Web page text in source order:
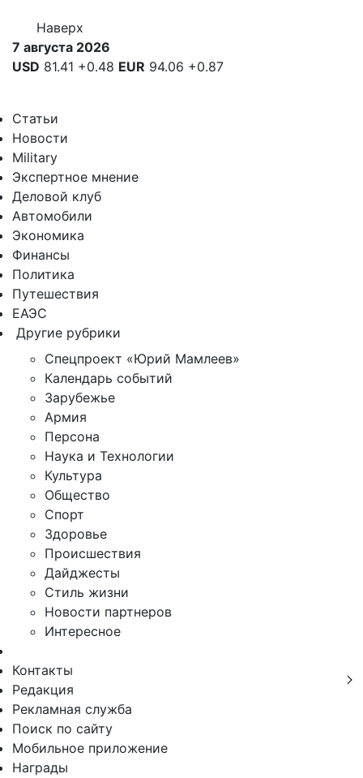
Наверх
7 августа 2026
USD 81.41 +0.48 EUR 94.06 +0.87
Статьи
Новости
Military
Экспертное мнение
Деловой клуб
Автомобили
Экономика
Финансы
Политика
Путешествия
ЕАЭС
Другие рубрики
Спецпроект «Юрий Мамлеев»
Календарь событий
Зарубежье
Армия
Персона
Наука и Технологии
Культура
Общество
Спорт
Здоровье
Происшествия
Дайджесты
Стиль жизни
Новости партнеров
Интересное
Контакты
Редакция
Рекламная служба
Поиск по сайту
Мобильное приложение
Награды